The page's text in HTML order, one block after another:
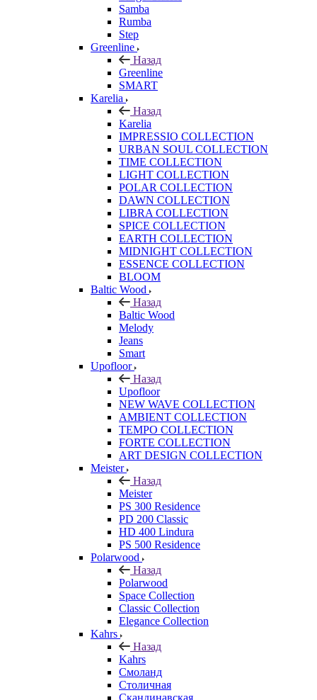
Samba
Rumba
Step
Greenline
Назад
Greenline
SMART
Karelia
Назад
Karelia
IMPRESSIO COLLECTION
URBAN SOUL COLLECTION
TIME COLLECTION
LIGHT COLLECTION
POLAR COLLECTION
DAWN COLLECTION
LIBRA COLLECTION
SPICE COLLECTION
EARTH COLLECTION
MIDNIGHT COLLECTION
ESSENCE COLLECTION
BLOOM
Baltic Wood
Назад
Baltic Wood
Melody
Jeans
Smart
Upofloor
Назад
Upofloor
NEW WAVE COLLECTION
AMBIENT COLLECTION
TEMPO COLLECTION
FORTE COLLECTION
ART DESIGN COLLECTION
Meister
Назад
Meister
PS 300 Residence
PD 200 Classic
HD 400 Lindura
PS 500 Residence
Polarwood
Назад
Polarwood
Space Collection
Classic Collection
Elegance Collection
Kahrs
Назад
Kahrs
Смоланд
Столичная
Скандинавская